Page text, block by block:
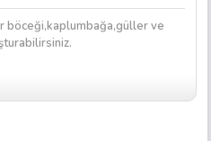
böceği,kaplumbağa,güller ve